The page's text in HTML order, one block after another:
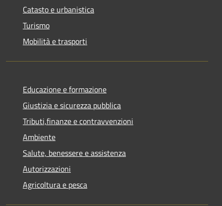
Catasto e urbanistica
Turismo
Mobilità e trasporti
Educazione e formazione
Giustizia e sicurezza pubblica
Tributi,finanze e contravvenzioni
Ambiente
Salute, benessere e assistenza
Autorizzazioni
Agricoltura e pesca